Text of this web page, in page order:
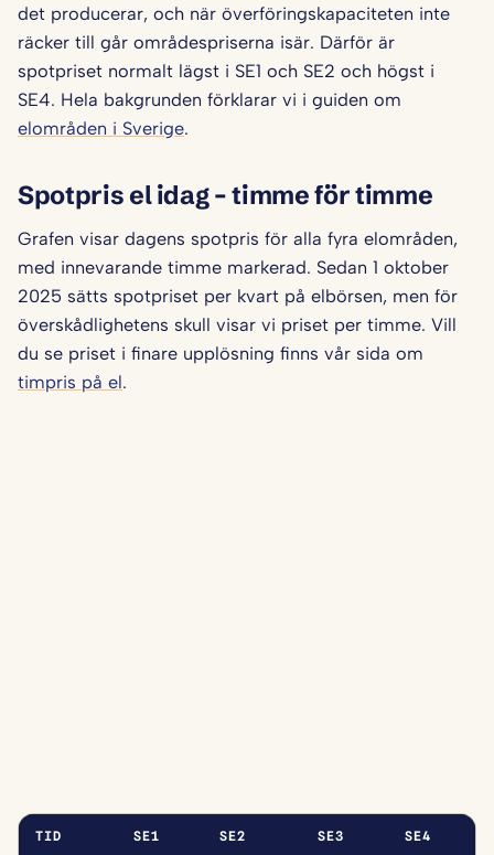
det producerar, och när överföringskapaciteten inte
räcker till går områdespriserna isär. Därför är
spotpriset normalt lägst i SE1 och SE2 och högst i
SE4. Hela bakgrunden förklarar vi i guiden om
elområden i Sverige.
Spotpris el idag – timme för timme
Grafen visar dagens spotpris för alla fyra elområden,
med innevarande timme markerad. Sedan 1 oktober
2025 sätts spotpriset per kvart på elbörsen, men för
överskådlighetens skull visar vi priset per timme. Vill
du se priset i finare upplösning finns vår sida om
timpris på el.
TID SE1 SE2 SE3 SE4